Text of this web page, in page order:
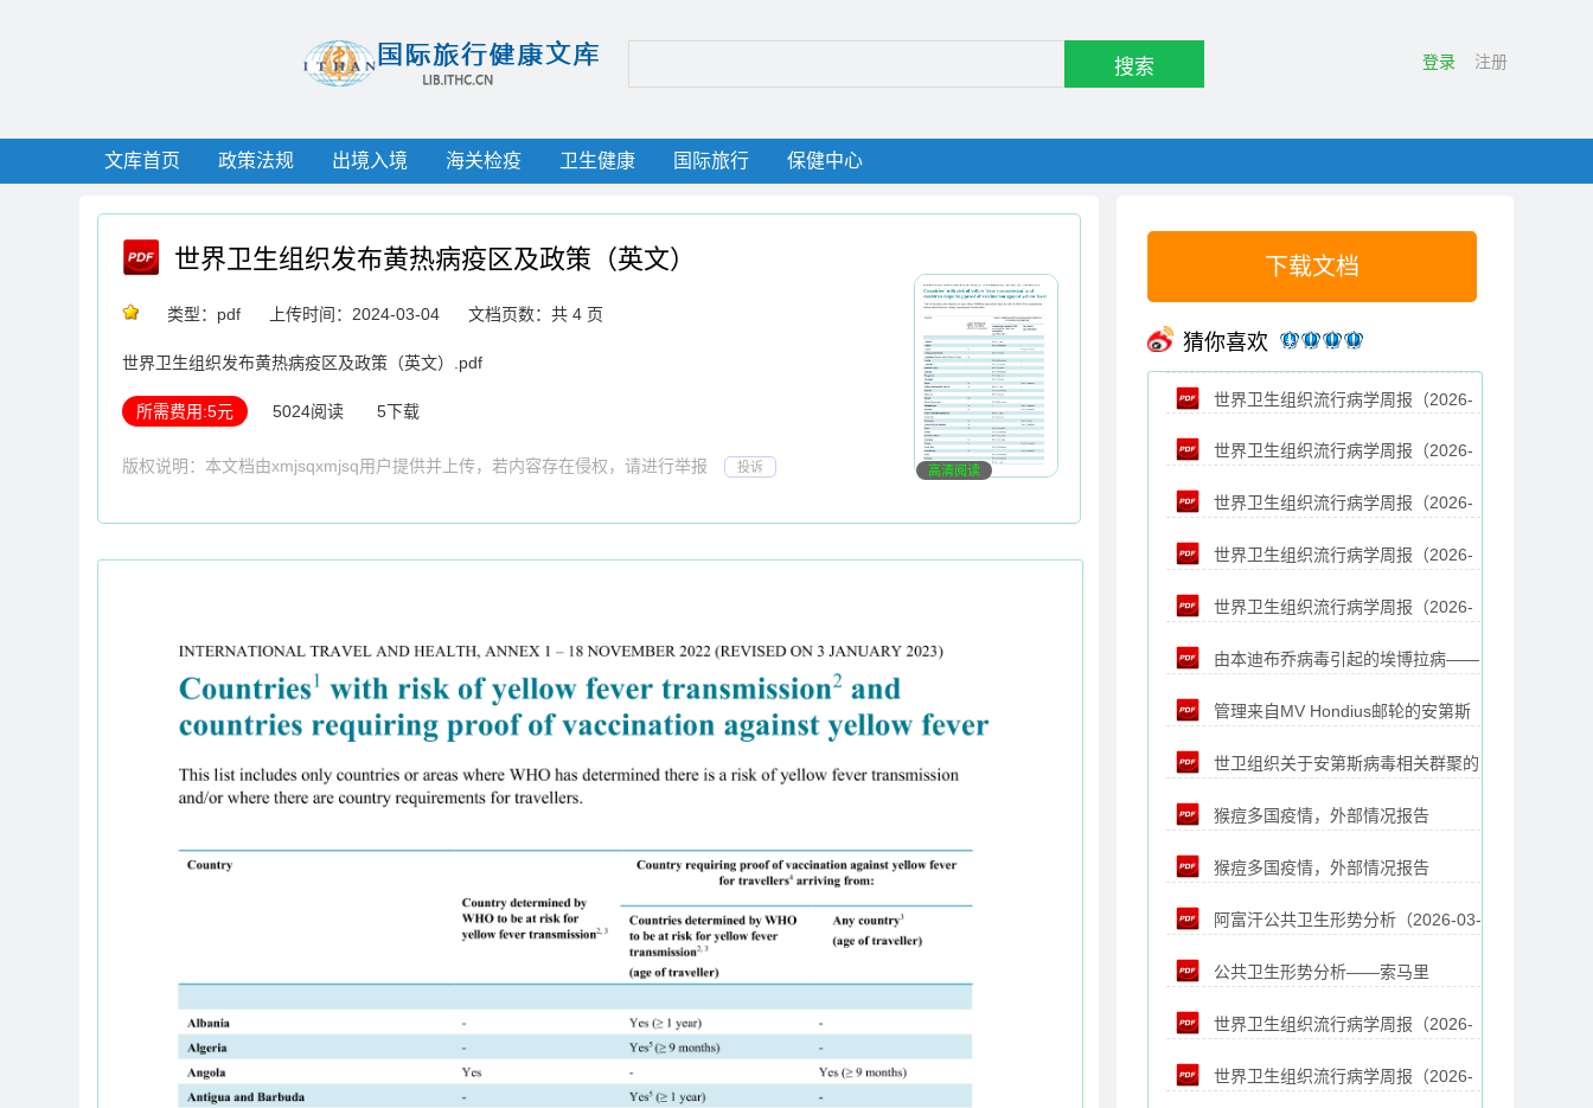
搜索 登录 注册
文库首页 政策法规 出境入境 海关检疫 卫生健康 国际旅行 保健中心
世界卫生组织发布黄热病疫区及政策（英文）
类型：pdf 上传时间：2024-03-04 文档页数：共 4 页
世界卫生组织发布黄热病疫区及政策（英文）.pdf
所需费用:5元 5024阅读 5下载
版权说明：本文档由xmjsqxmjsq用户提供并上传，若内容存在侵权，请进行举报 投诉 高清阅读
下载文档
猜你喜欢
世界卫生组织流行病学周报（2026-
05-15）世界卫生组织流行病学周报（2026-
04-17）世界卫生组织流行病学周报（2026-
03-20）世界卫生组织流行病学周报（2026-
03-13）世界卫生组织流行病学周报（2026-
03-06）由本迪布乔病毒引起的埃博拉病——
刚果民主共和国(2026-05-21)
管理来自MV Hondius邮轮的安第斯
病毒（ANDV）病例接触者（2026-05-15）
世卫组织关于安第斯病毒相关群聚的
MV Hondius邮轮下船及后续乘客和船员的
技术说明（2026-05-10）
猴痘多国疫情，外部情况报告
#65（2026-04-30）
猴痘多国疫情，外部情况报告
#64（2026-03-26）
阿富汗公共卫生形势分析（2026-03-
12） 公共卫生形势分析——索马里
（2026-03-11）
世界卫生组织流行病学周报（2026-
02-20）世界卫生组织流行病学周报（2026-